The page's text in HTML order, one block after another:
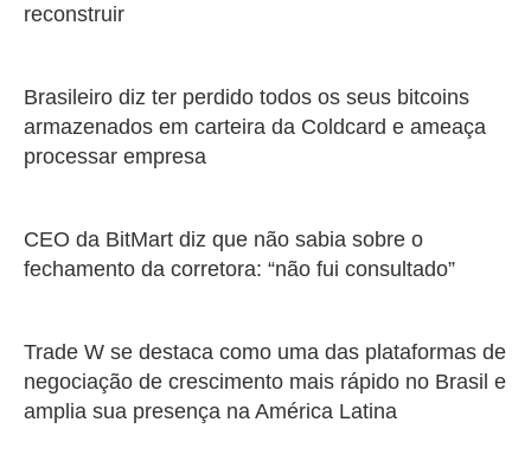
reconstruir
Brasileiro diz ter perdido todos os seus bitcoins
armazenados em carteira da Coldcard e ameaça
processar empresa
CEO da BitMart diz que não sabia sobre o
fechamento da corretora: “não fui consultado”
Trade W se destaca como uma das plataformas de
negociação de crescimento mais rápido no Brasil e
amplia sua presença na América Latina